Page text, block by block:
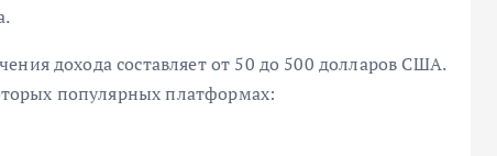
дохода составляет от 50 до 500 долларов США.
популярных платформах: